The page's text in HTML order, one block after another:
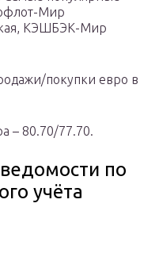
Мир
КЭШБЭК-Мир
покупки евро в
– 80.70/77.70.
по
учёта